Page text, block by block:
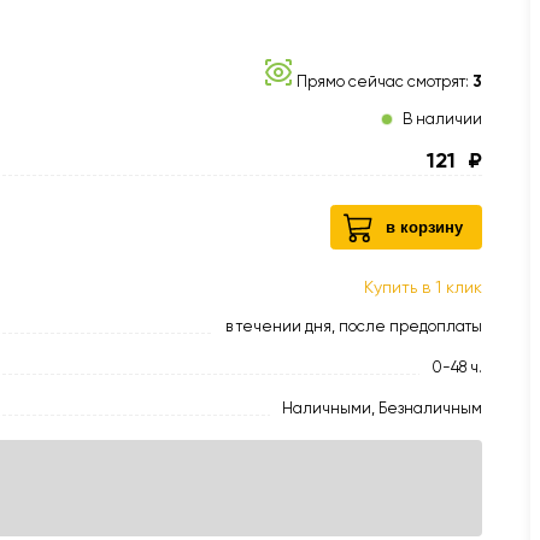
Прямо сейчас смотрят: 3
В наличии
121 ₽
в корзину
Купить в 1 клик
в течении дня, после предоплаты
0-48 ч.
Наличными, Безналичным